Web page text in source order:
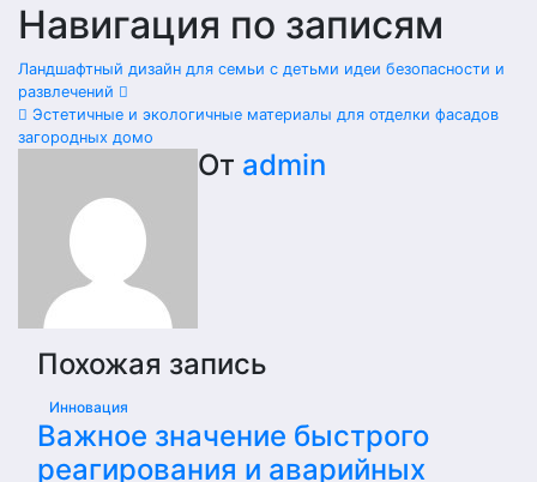
Навигация по записям
Ландшафтный дизайн для семьи с детьми идеи безопасности и
развлечений
Эстетичные и экологичные материалы для отделки фасадов
загородных домо
От admin
Похожая запись
Инновация
Важное значение быстрого
реагирования и аварийных